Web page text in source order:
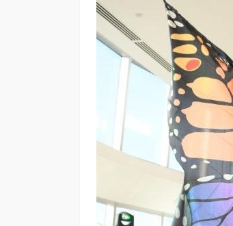
Andrea Essus